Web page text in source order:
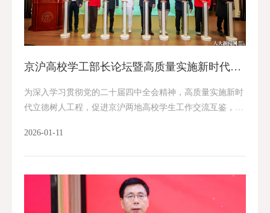
京沪高校学工部长论坛暨高质量实施新时代立德树人工程研讨会举办
为深入学习贯彻党的二十届四中全会精神，高质量实施新时
代立德树人工程，促进京沪两地高校学生工作交流互鉴，1
人工程研讨会在中国人民大学举办，近百所京沪高...
2026-01-11